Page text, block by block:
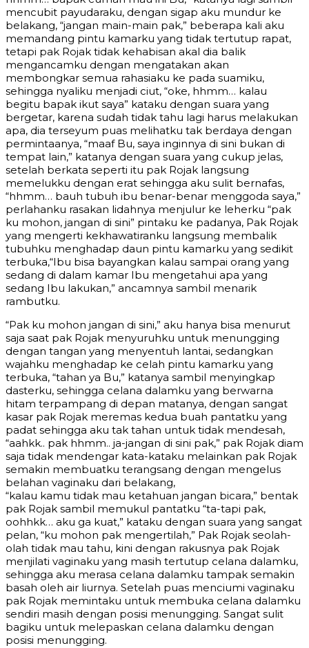
mencubit payudaraku, dengan sigap aku mundur ke
belakang, “jangan main-main pak,” beberapa kali aku
memandang pintu kamarku yang tidak tertutup rapat,
tetapi pak Rojak tidak kehabisan akal dia balik
mengancamku dengan mengatakan akan
membongkar semua rahasiaku ke pada suamiku,
sehingga nyaliku menjadi ciut, “oke, hhmm… kalau
begitu bapak ikut saya” kataku dengan suara yang
bergetar, karena sudah tidak tahu lagi harus melakukan
apa, dia terseyum puas melihatku tak berdaya dengan
permintaanya, “maaf Bu, saya inginnya di sini bukan di
tempat lain,” katanya dengan suara yang cukup jelas,
setelah berkata seperti itu pak Rojak langsung
memelukku dengan erat sehingga aku sulit bernafas,
“hhmm… bauh tubuh ibu benar-benar menggoda saya,”
perlahanku rasakan lidahnya menjulur ke leherku “pak
ku mohon, jangan di sini” pintaku ke padanya, Pak Rojak
yang mengerti kekhawatiranku langsung membalik
tubuhku menghadap daun pintu kamarku yang sedikit
terbuka,“Ibu bisa bayangkan kalau sampai orang yang
sedang di dalam kamar Ibu mengetahui apa yang
sedang Ibu lakukan,” ancamnya sambil menarik
rambutku.
“Pak ku mohon jangan di sini,” aku hanya bisa menurut
saja saat pak Rojak menyuruhku untuk menungging
dengan tangan yang menyentuh lantai, sedangkan
wajahku menghadap ke celah pintu kamarku yang
terbuka, “tahan ya Bu,” katanya sambil menyingkap
dasterku, sehingga celana dalamku yang berwarna
hitam terpampang di depan matanya, dengan sangat
kasar pak Rojak meremas kedua buah pantatku yang
padat sehingga aku tak tahan untuk tidak mendesah,
“aahkk.. pak hhmm.. ja-jangan di sini pak,” pak Rojak diam
saja tidak mendengar kata-kataku melainkan pak Rojak
semakin membuatku terangsang dengan mengelus
belahan vaginaku dari belakang,
“kalau kamu tidak mau ketahuan jangan bicara,” bentak
pak Rojak sambil memukul pantatku “ta-tapi pak,
oohhkk… aku ga kuat,” kataku dengan suara yang sangat
pelan, “ku mohon pak mengertilah,” Pak Rojak seolah-
olah tidak mau tahu, kini dengan rakusnya pak Rojak
menjilati vaginaku yang masih tertutup celana dalamku,
sehingga aku merasa celana dalamku tampak semakin
basah oleh air liurnya. Setelah puas menciumi vaginaku
pak Rojak memintaku untuk membuka celana dalamku
sendiri masih dengan posisi menungging. Sangat sulit
bagiku untuk melepaskan celana dalamku dengan
posisi menungging.